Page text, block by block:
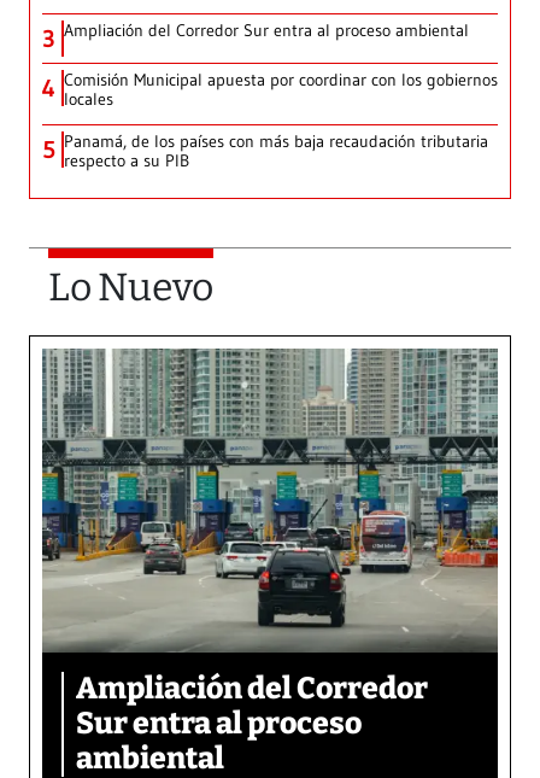
3 Ampliación del Corredor Sur entra al proceso ambiental
4 Comisión Municipal apuesta por coordinar con los gobiernos
locales
5 Panamá, de los países con más baja recaudación tributaria
respecto a su PIB
Lo Nuevo
Ampliación del Corredor
Sur entra al proceso
ambiental